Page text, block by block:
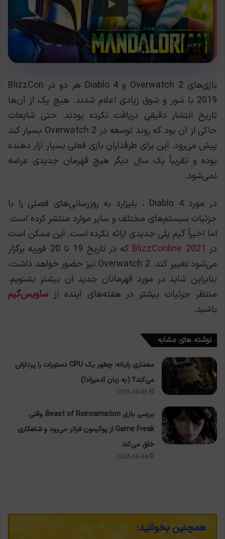
بازی‌های Overwatch 2 و Diablo 4 هر دو در BlizzCon
2019 با شور و شوق زیادی اعلام شدند. هیچ یک از آن‌ها
تاریخ انتشار دقیقی دریافت نکرده بودند. حتی شایعات
حاکی از آن بود که روند توسعه در Overwatch 2 بسیار کند
پیش می‌رود. این برای طرفداران بازی فعلی بسیار آزار دهنده
بوده و تقریباً یک سال دیگر هیچ قهرمان جدیدی عرضه
نمی‌شود.
در مورد Diablo 4 ، بلیزارد به روزرسانی‌های فصلی را با
جزئیات سیستم‌های مختلف و سایر موارد منتشر کرده است.
اما اخیراً گیم پلی جدیدی ارائه نکرده است. این ممکن است
در BlizzConline 2021
که در تاریخ 19 تا 20 فوریه برگزار
می‌شود تغییر کند. Overwatch 2 نیز حضور خواهد داشت،
بنابراین شاید در مورد قهرمانان جدید آن بیشتر بشنویم.
منتظر جزئیات بیشتر در هفته‌های آینده از ساویس‌گیم
باشید.
نوشته های مشابه
معماری رایانه: چطور یک CPU دستورات را پردازش
می‌کند؟ (به زبان آدمیزاد!)
2026-08-05
بررسی بازی Beast of Reincarnation: وقتی
Game Freak از پوکیمون فراتر می‌رود و شاهکاری
خلق می‌کند
2026-08-04
همچنین بخوانید: